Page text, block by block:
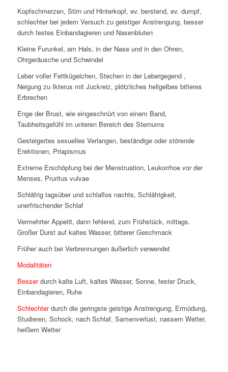
Kopfschmerzen, Stirn und Hinterkopf, ev. berstend, ev. dumpf,
schlechter bei jedem Versuch zu geistiger Anstrengung, besser
durch festes Einbandagieren und Nasenbluten
Kleine Furunkel, am Hals, in der Nase und in den Ohren,
Ohrgeräusche und Schwindel
Leber voller Fettkügelchen, Stechen in der Lebergegend ,
Neigung zu Ikterus mit Juckreiz, plötzliches hellgelbes bitteres
Erbrechen
Enge der Brust, wie eingeschnürt von einem Band,
Taubheitsgefühl im unteren Bereich des Sternums
Gesteigertes sexuelles Verlangen, beständige oder störende
Erektionen, Priapismus
Extreme Erschöpfung bei der Menstruation, Leukorrhoe vor der
Menses, Pruritus vulvae
Schläfrig tagsüber und schlaflos nachts, Schläfrigkeit,
unerfrischender Schlaf
Vermehrter Appetit, dann fehlend, zum Frühstück, mittags.
Großer Durst auf kaltes Wasser, bitterer Geschmack
Früher auch bei Verbrennungen äußerlich verwendet
Modalitäten
Besserdurch kalte Luft, kaltes Wasser, Sonne, fester Druck,
Einbandagieren, Ruhe
Schlechterdurch die geringste geistige Anstrengung, Ermüdung,
Studieren, Schock, nach Schlaf, Samenverlust, nassem Wetter,
heißem Wetter